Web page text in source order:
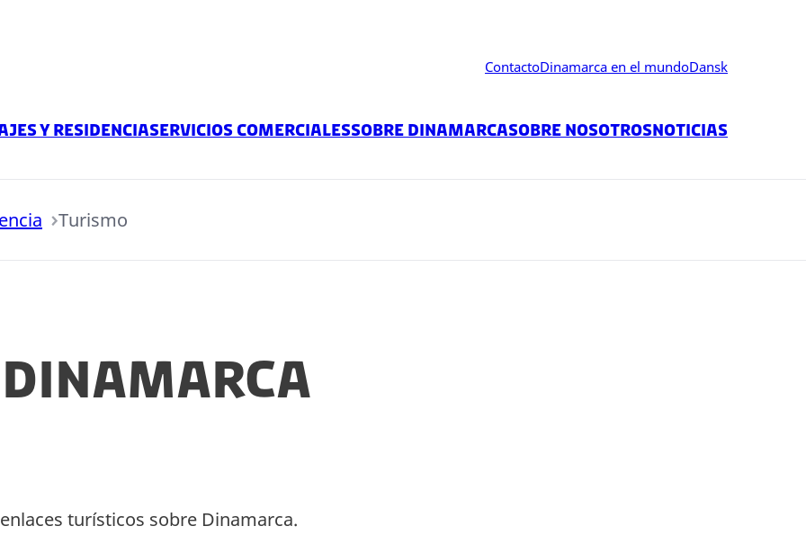
ContactoDinamarca en el mundoDansk
y residenciaServicios comercialesSobre DinamarcaSobre nosotrosNoticias
Turismo
turísticos sobre Dinamarca.